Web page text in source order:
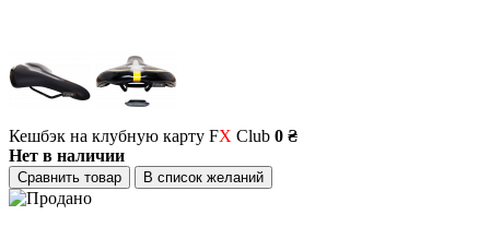
Кешбэк на клубную карту FX Club 0 ₴
Нет в наличии
Сравнить товар В список желаний